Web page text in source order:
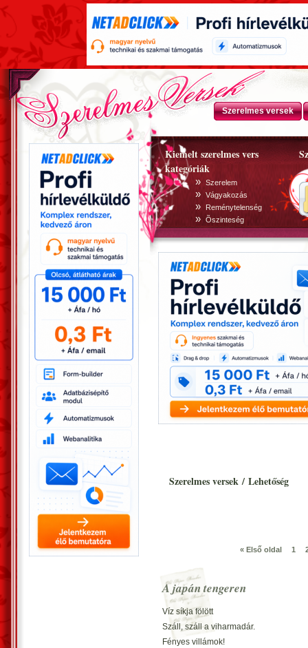
Szerelmes versek
Kiemelt szerelmes vers
kategóriák
» Szerelem
» Vágyakozás
» Reménytelenség
» Õszinteség
Szerelmes versek / Lehetőség
« Első oldal 1
A japán tengeren
Víz síkja fölött
Száll, száll a viharmadár.
Fényes villámok!